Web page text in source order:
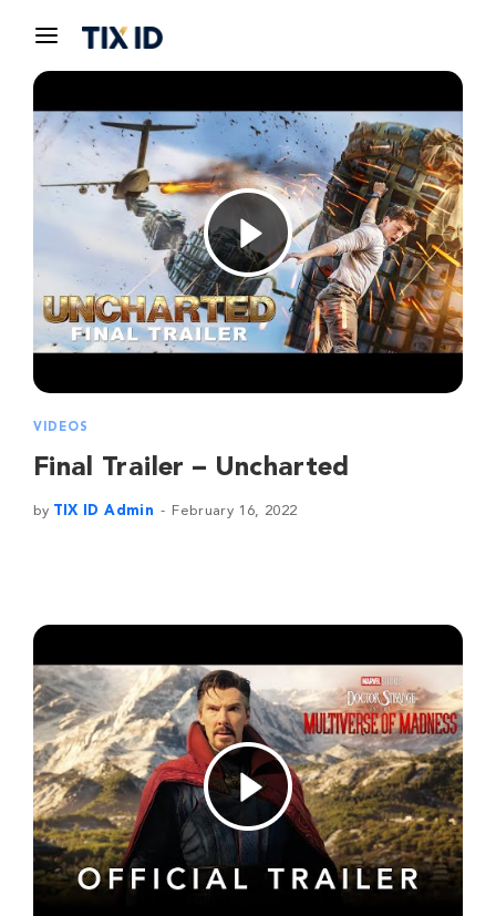
VIDEOS
Final Trailer – Uncharted
by TIX ID Admin February 16, 2022